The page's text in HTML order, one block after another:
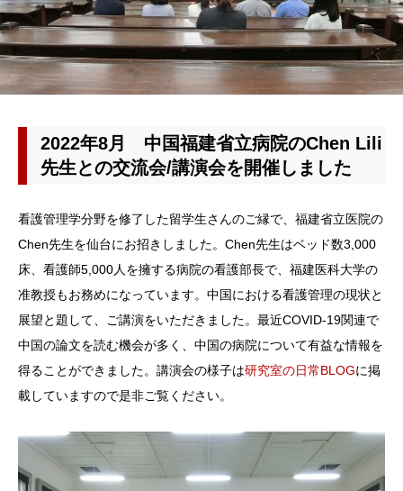
2022年8月 中国福建省立病院のChen Lili
先生との交流会/講演会を開催しました
看護管理学分野を修了した留学生さんのご縁で、 福建省立医院の
Chen先生を仙台にお招きしました。Chen先生はベッド数3,000
床、看護師5,000人を擁する病院の看護部長で、福建医科大学の
准教授もお務めになっています。中国における看護管理の現状と
展望と題して、ご講演をいただきました。最近COVID-19関連で
中国の論文を読む機会が多く、中国の病院について有益な情報を
得ることができました。 講演会の様子は研究室の日常BLOGに掲
載していますので是非ご覧ください。